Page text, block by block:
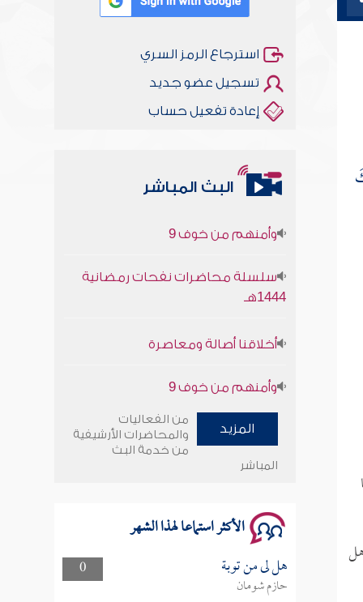
استرجاع الرمز السري
تسجيل عضو جديد
إعادة تفعيل حساب
البث المباشر
أخلاقنا أصالة ومعاصرة
1444هـ
المزيد
من الفعاليات
والمحاضرات الأرشيفية
من خدمة البث
المباشر
الأكثر استماعا لهذا الشهر
0 هل لى من توبة
حازم شومان